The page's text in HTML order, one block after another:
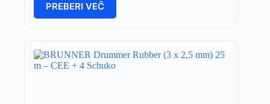
PREBERI VEČ